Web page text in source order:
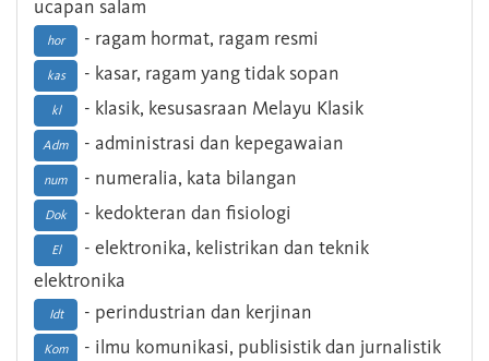
ucapan salam
hor - ragam hormat, ragam resmi
kas - kasar, ragam yang tidak sopan
kl - klasik, kesusasraan Melayu Klasik
Adm - administrasi dan kepegawaian
num - numeralia, kata bilangan
Dok - kedokteran dan fisiologi
El
- elektronika, kelistrikan dan teknik
elektronika
Idt - perindustrian dan kerjinan
Kom - ilmu komunikasi, publisistik dan jurnalistik